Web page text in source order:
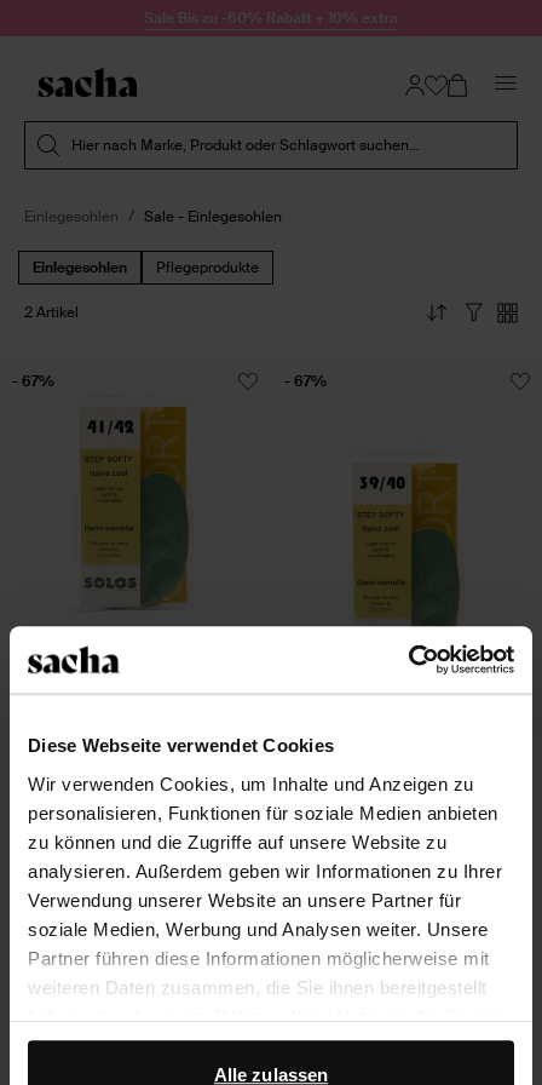
Diese Webseite verwendet Cookies
Wir verwenden Cookies, um Inhalte und Anzeigen zu
personalisieren, Funktionen für soziale Medien anbieten
zu können und die Zugriffe auf unsere Website zu
analysieren. Außerdem geben wir Informationen zu Ihrer
Verwendung unserer Website an unsere Partner für
soziale Medien, Werbung und Analysen weiter. Unsere
Partner führen diese Informationen möglicherweise mit
weiteren Daten zusammen, die Sie ihnen bereitgestellt
haben oder die sie im Rahmen Ihrer Nutzung der Dienste
gesammelt haben.
Alle zulassen
Zum Inhalt springenSale Bis zu -60% Rabatt + 10% extra
Hier nach Marke, Produkt oder Schlagwort suchen...
Einlegesohlen Sale - Einlegesohlen
Einlegesohlen Pflegeprodukte
2 Artikel
Vorderfuß-Sohle 41-42
- 67%
2.99
1.00
- 67%
Über Sacha
Versand und Lieferung